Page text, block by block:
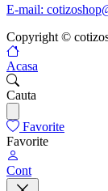
E-mail:
Copyright ©
Acasa
Cauta
Favorite
Favorite
Cont